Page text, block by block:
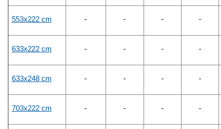
553x222 cm - - - -
633x222 cm - - - -
633x248 cm - - - -
703x222 cm - - - -